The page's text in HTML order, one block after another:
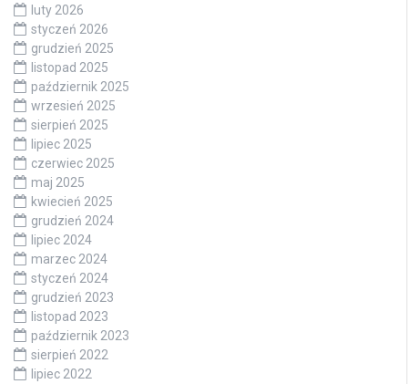
luty 2026
styczeń 2026
grudzień 2025
listopad 2025
październik 2025
wrzesień 2025
sierpień 2025
lipiec 2025
czerwiec 2025
maj 2025
kwiecień 2025
grudzień 2024
lipiec 2024
marzec 2024
styczeń 2024
grudzień 2023
listopad 2023
październik 2023
sierpień 2022
lipiec 2022